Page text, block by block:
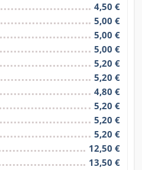
4,50 €
5,00 €
5,00 €
5,00 €
5,20 €
5,20 €
4,80 €
5,20 €
5,20 €
5,20 €
12,50 €
13,50 €